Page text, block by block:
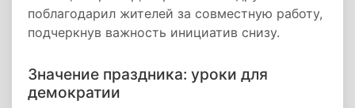
поблагодарил жителей за совместную работу,
подчеркнув важность инициатив снизу.
Значение праздника: уроки для
демократии